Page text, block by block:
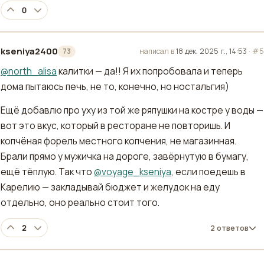
0
kseniya2400 73
отредактировано написал в18 дек. 2025 г., 14:53 · #5
@north_alisaкалитки — да!! Я их попробовала и теперь
дома пытаюсь печь, не то, конечно, но ностальгия)
Ещё добавлю про уху из той же ряпушки на костре у воды —
вот это вкус, который в ресторане не повторишь. И
копчёная форель местного копчения, не магазинная.
Брали прямо у мужичка на дороге, завёрнутую в бумагу,
ещё тёплую. Так что@voyage_kseniya, если поедешь в
Карелию — закладывай бюджет и желудок на еду
отдельно, оно реально стоит того.
2 2 ответов